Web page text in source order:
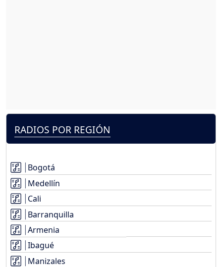
RADIOS POR REGIÓN
Bogotá
Medellín
Cali
Barranquilla
Armenia
Ibagué
Manizales